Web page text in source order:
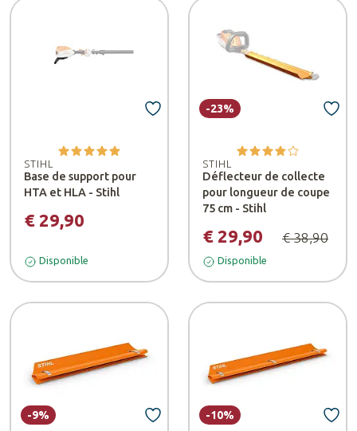
STIHL
Base de support pour
HTA et HLA - Stihl
€ 29,90
Disponible
STIHL
Déflecteur de collecte
pour longueur de coupe
75 cm - Stihl
€ 29,90 € 38,90
-23%
Disponible
-9% -10%